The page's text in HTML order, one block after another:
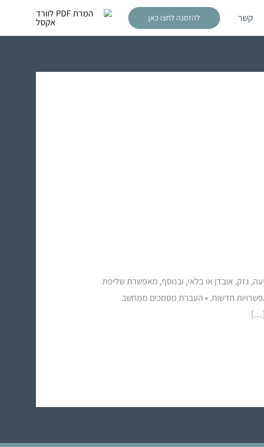
קשר להזמנה לחצו כאן
נזק, אובדן או בלאי, ובנוסף, מאפשרת שליפת
חדשות. • העברת מסמכים ממחשב
[…]